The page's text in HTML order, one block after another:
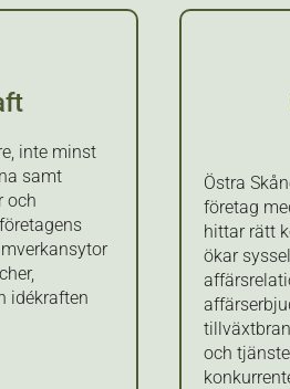
inte minst
samt
och
idékraften
Östra
företag
hittar rätt
ökar
och